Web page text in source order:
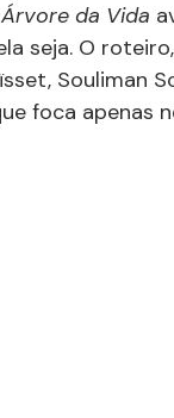
da Vida
seja. O
Souliman
foca apenas